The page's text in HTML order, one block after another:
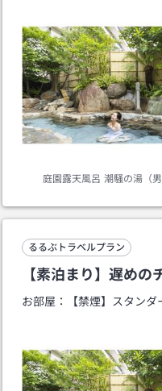
庭園露天風呂 潮騒の湯（男
るるぶトラベルプラン
【素泊まり】遅め
お部屋： 【禁煙】スタン